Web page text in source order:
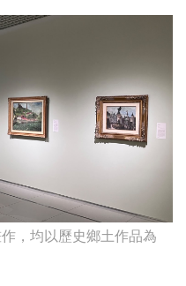
，均以歷史鄉土作品為